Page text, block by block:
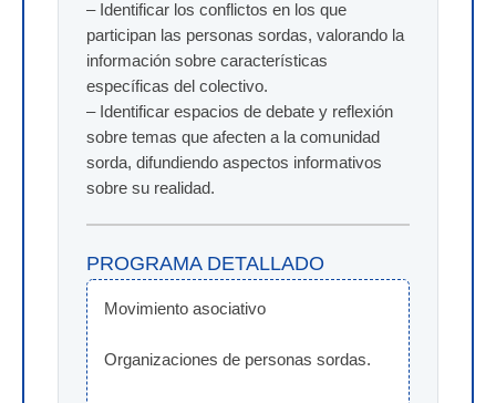
– Identificar los conflictos en los que
participan las personas sordas, valorando la
información sobre características
específicas del colectivo.
– Identificar espacios de debate y reflexión
sobre temas que afecten a la comunidad
sorda, difundiendo aspectos informativos
sobre su realidad.
PROGRAMA DETALLADO
Movimiento asociativo
Organizaciones de personas sordas.